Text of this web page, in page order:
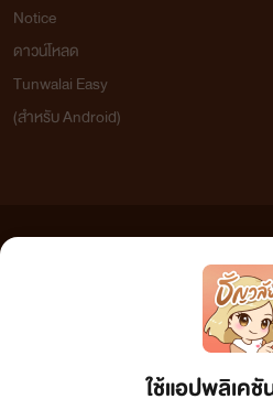
ใช้แอปพลิเค
Notice
ดาวน์โหลด
Tunwalai Easy
(สำหรับ Android)
เว็บไซต์แห่งนี้ไม่ได้เห็นด้วยและไม่ขอรับผิดชอบต่อข้อคว
วิจารณญาณในการกลั่นกรองด้วยตนเอง และหากท่านพบ
กรุณาแจ้งมาที่ tunwalai@ookbee.com เพื่อทีมงานจะไ
ลิขสิทธิ์ตามพระราชบัญญัติลิขสิทธิ์ (ฉบับเพิ่มเติม) พ.ศ